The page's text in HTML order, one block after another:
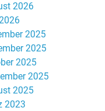
2026
2025
2025
2025
2025
2025
2023